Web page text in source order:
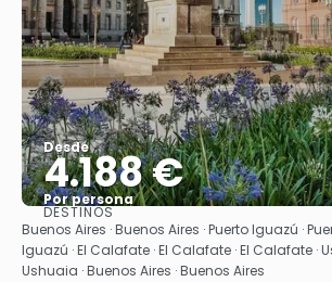
Desde
4.188 €
Por persona
Ver
DESTINOS
Buenos Aires · Buenos Aires · Puerto Iguazú ·
Iguazú · El Calafate · El Calafate · El Calafate ·
Ushuaia · Buenos Aires · Buenos Aires